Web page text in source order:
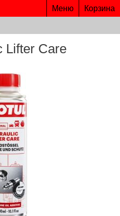
Lifter Care
Меню Корзина